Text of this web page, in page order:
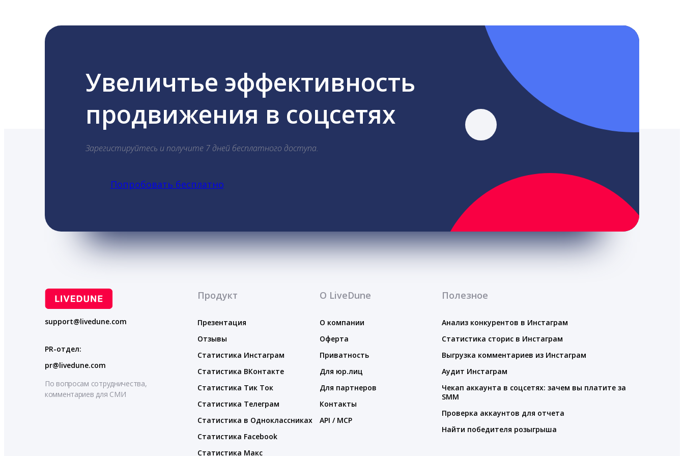
Увеличтье эффективность
продвижения в соцсетях
Зарегистируйтесь и получите 7 дней бесплатного доступа.
Попробовать бесплатно
support@livedune.com
PR-отдел:
pr@livedune.com
По вопросам сотрудничества,
комментариев для СМИ
Продукт
Презентация
Отзывы
Статистика Инстаграм
Статистика ВКонтакте
Статистика Тик Ток
Статистика Телеграм
Статистика в Одноклассниках
Статистика Facebook
Статистика Макс
О LiveDune
О компании
Оферта
Приватность
Для юр.лиц
Для партнеров
Контакты
API / MCP
Полезное
Анализ конкурентов в Инстаграм
Статистика сторис в Инстаграм
Выгрузка комментариев из Инстаграм
Аудит Инстаграм
Чекап аккаунта в соцсетях: зачем вы платите за
SMM
Проверка аккаунтов для отчета
Найти победителя розыгрыша